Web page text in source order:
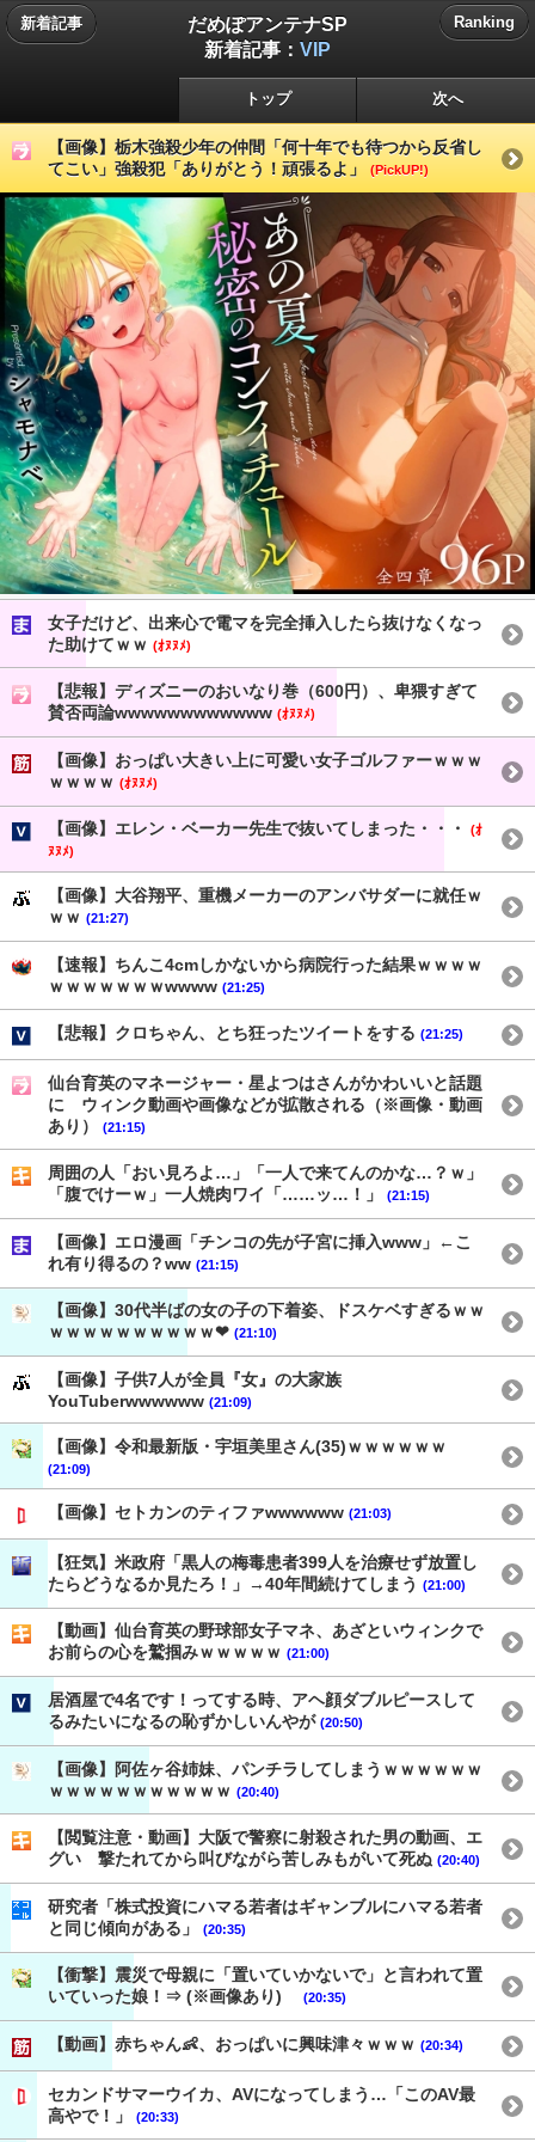
新着記事
だめぽアンテナSP
新着記事： VIP
Ranking
トップ 次へ
【画像】栃木強殺少年の仲間「何十年でも待つから反省し
てこい」強殺犯「ありがとう！頑張るよ」
(PickUP!)
女子だけど、出来心で電マを完全挿入したら抜けなくなっ
た助けてｗｗ (ｵﾇﾇﾒ)
【悲報】ディズニーのおいなり巻（600円）、卑猥すぎて
賛否両論wwwwwwwwwwww (ｵﾇﾇﾒ)
【画像】おっぱい大きい上に可愛い女子ゴルファーｗｗｗ
ｗｗｗｗ (ｵﾇﾇﾒ)
【画像】エレン・ベーカー先生で抜いてしまった・・・
(ｵ
ﾇﾇﾒ)
【画像】大谷翔平、重機メーカーのアンバサダーに就任ｗ
ｗｗ (21:27)
【速報】ちんこ4cmしかないから病院行った結果ｗｗｗｗ
ｗｗｗｗｗｗｗwwww (21:25)
【悲報】クロちゃん、とち狂ったツイートをする (21:25)
仙台育英のマネージャー・星よつはさんがかわいいと話題
に ウィンク動画や画像などが拡散される（※画像・動画
あり）
(21:15)
周囲の人「おい見ろよ…」「一人で来てんのかな…？ｗ」
「腹でけーｗ」一人焼肉ワイ「……ッ…！」
(21:15)
【画像】エロ漫画「チンコの先が子宮に挿入www」←こ
れ有り得るの？ww (21:15)
【画像】30代半ばの女の子の下着姿、ドスケベすぎるｗｗ
ｗｗｗｗｗｗｗｗｗｗ❤ (21:10)
【画像】子供7人が全員『女』の大家族
YouTuberwwwwww (21:09)
【画像】令和最新版・宇垣美里さん(35)ｗｗｗｗｗｗ
(21:09)
【画像】セトカンのティファwwwwww (21:03)
【狂気】米政府「黒人の梅毒患者399人を治療せず放置し
たらどうなるか見たろ！」→40年間続けてしまう (21:00)
【動画】仙台育英の野球部女子マネ、あざといウィンクで
お前らの心を鷲掴みｗｗｗｗｗ (21:00)
居酒屋で4名です！ってする時、アヘ顔ダブルピースして
るみたいになるの恥ずかしいんやが (20:50)
【画像】阿佐ヶ谷姉妹、パンチラしてしまうｗｗｗｗｗｗ
ｗｗｗｗｗｗｗｗｗｗｗ (20:40)
【閲覧注意・動画】大阪で警察に射殺された男の動画、エ
グい 撃たれてから叫びながら苦しみもがいて死ぬ (20:40)
研究者「株式投資にハマる若者はギャンブルにハマる若者
と同じ傾向がある」
(20:35)
【衝撃】震災で母親に「置いていかないで」と言われて置
いていった娘！⇒ (※画像あり)
(20:35)
【動画】赤ちゃん👶、おっぱいに興味津々ｗｗｗ (20:34)
セカンドサマーウイカ、AVになってしまう…「このAV最
高やで！」
(20:33)